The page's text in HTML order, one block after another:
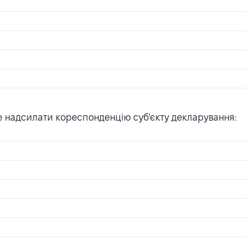
кореспонденцію суб'єкту декларування: